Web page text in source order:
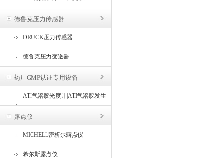
德鲁克压力传感器
DRUCK压力传感器
德鲁克压力变送器
药厂GMP认证专用设备
ATI气溶胶光度计|ATI气溶胶发生
器
露点仪
MICHELL密析尔露点仪
希尔斯露点仪